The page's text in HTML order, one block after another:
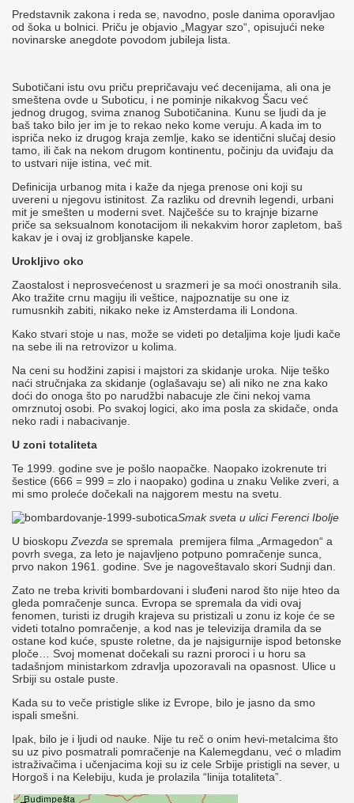
Predstavnik zakona i reda se, navodno, posle danima oporavljao
od šoka u bolnici. Priču je objavio „Magyar szo“, opisujući neke
novinarske anegdote povodom jubileja lista.
Subotičani istu ovu priču prepričavaju već decenijama, ali ona je
smeštena ovde u Suboticu, i ne pominje nikakvog Šacu već
jednog drugog, svima znanog Subotičanina. Kunu se ljudi da je
baš tako bilo jer im je to rekao neko kome veruju. A kada im to
ispriča neko iz drugog kraja zemlje, kako se identični slučaj desio
tamo, ili čak na nekom drugom kontinentu, počinju da uviđaju da
to ustvari nije istina, već mit.
Definicija urbanog mita i kaže da njega prenose oni koji su
uvereni u njegovu istinitost. Za razliku od drevnih legendi, urbani
mit je smešten u moderni svet. Najčešće su to krajnje bizarne
priče sa seksualnom konotacijom ili nekakvim horor zapletom, baš
kakav je i ovaj iz grobljanske kapele.
Urokljivo oko
Zaostalost i neprosvećenost u srazmeri je sa moći onostranih sila.
Ako tražite crnu magiju ili veštice, najpoznatije su one iz
rumusnkih zabiti, nikako neke iz Amsterdama ili Londona.
Kako stvari stoje u nas, može se videti po detaljima koje ljudi kače
na sebe ili na retrovizor u kolima.
Na ceni su hodžini zapisi i majstori za skidanje uroka. Nije teško
naći stručnjaka za skidanje (oglašavaju se) ali niko ne zna kako
doći do onoga što po narudžbi nabacuje zle čini nekoj vama
omrznutoj osobi. Po svakoj logici, ako ima posla za skidače, onda
neko radi i nabacivanje.
U zoni totaliteta
Te 1999. godine sve je pošlo naopačke. Naopako izokrenute tri
šestice (666 = 999 = zlo i naopako) godina u znaku Velike zveri, a
mi smo proleće dočekali na najgorem mestu na svetu.
Smak sveta u ulici Ferenci Ibolje
U bioskopuZvezda se spremala premijera filma „Armagedon“ a
povrh svega, za leto je najavljeno potpuno pomračenje sunca,
prvo nakon 1961. godine. Sve je nagoveštavalo skori Sudnji dan.
Zato ne treba kriviti bombardovani i sluđeni narod što nije hteo da
gleda pomračenje sunca. Evropa se spremala da vidi ovaj
fenomen, turisti iz drugih krajeva su pristizali u zonu iz koje će se
videti totalno pomračenje, a kod nas je televizija dramila da se
ostane kod kuće, spuste roletne, da je najsigurnije ispod betonske
ploče… Svoj momenat dočekali su razni proroci i u horu sa
tadašnjom ministarkom zdravlja upozoravali na opasnost. Ulice u
Srbiji su ostale puste.
Kada su to veče pristigle slike iz Evrope, bilo je jasno da smo
ispali smešni.
Ipak, bilo je i ljudi od nauke. Nije tu reč o onim hevi-metalcima što
su uz pivo posmatrali pomračenje na Kalemegdanu, već o mladim
istraživačima i učenjacima koji su iz cele Srbije pristigli na sever, u
Horgoš i na Kelebiju, kuda je prolazila “linija totaliteta”.